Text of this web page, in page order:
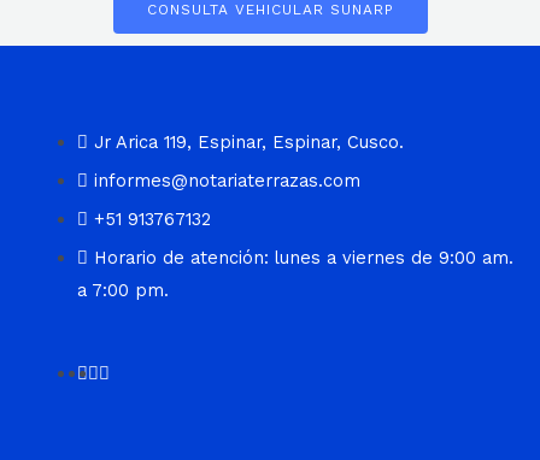
CONSULTA VEHICULAR SUNARP
Jr Arica 119, Espinar, Espinar, Cusco.
informes@notariaterrazas.com
+51 913767132
Horario de atención: lunes a viernes de 9:00 am.
a 7:00 pm.